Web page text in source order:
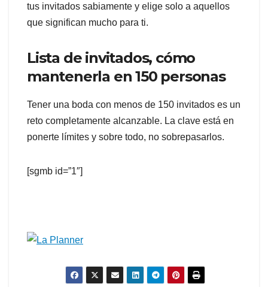
tus invitados sabiamente y elige solo a aquellos
que significan mucho para ti.
Lista de invitados, cómo
mantenerla en 150 personas
Tener una boda con menos de 150 invitados es un
reto completamente alcanzable. La clave está en
ponerte límites y sobre todo, no sobrepasarlos.
[sgmb id=”1″]